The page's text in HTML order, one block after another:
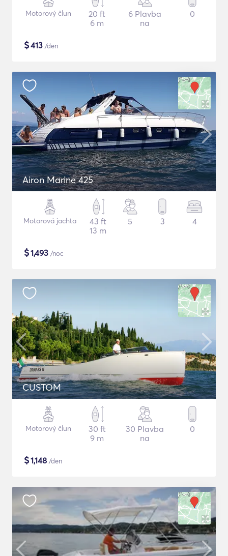
Motorový člun
20 ft
6 m
6 Plavba
na
0
$413 /den
Airon Marine 425
Motorová jachta
43 ft
13 m
5 3 4
$1,493 /noc
CUSTOM
Motorový člun
30 ft
9 m
30 Plavba
na
0
$1,148 /den